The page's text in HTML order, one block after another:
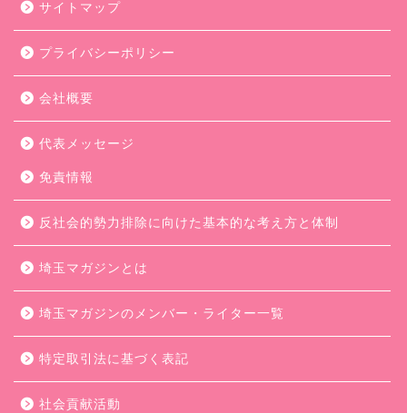
サイトマップ
プライバシーポリシー
会社概要
代表メッセージ
免責情報
反社会的勢力排除に向けた基本的な考え方と体制
埼玉マガジンとは
埼玉マガジンのメンバー・ライター一覧
特定取引法に基づく表記
社会貢献活動